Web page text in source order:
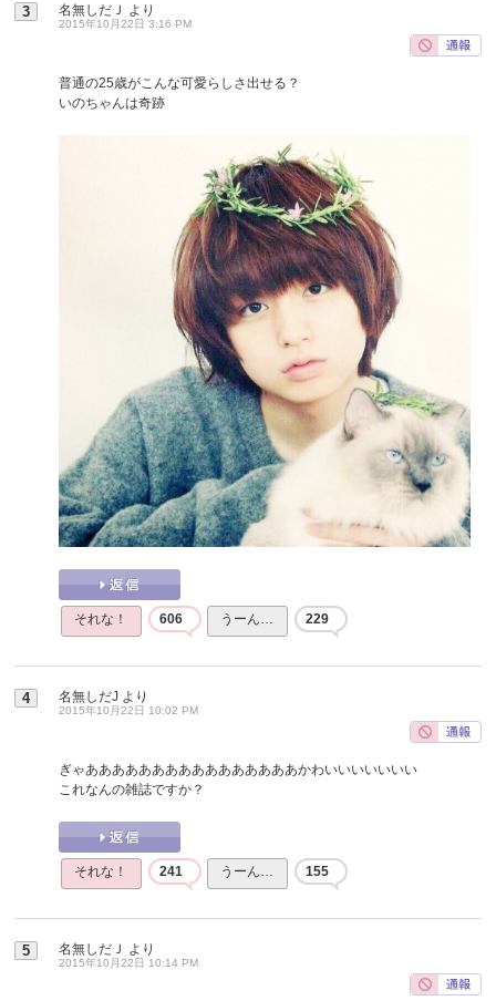
3 名無しだＪ より
2015年10月22日 3:16 PM
普通の25歳がこんな可愛らしさ出せる？
いのちゃんは奇跡
それな！ 606 うーん… 229
4 名無しだJ より
2015年10月22日 10:02 PM
ぎゃああああああああああああああああかわいいいいいいい
これなんの雑誌ですか？
それな！ 241 うーん… 155
5 名無しだＪ より
2015年10月22日 10:14 PM